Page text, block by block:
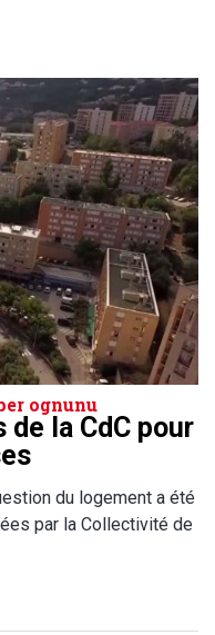
ognunu
la CdC pour
du logement a été
par la Collectivité de